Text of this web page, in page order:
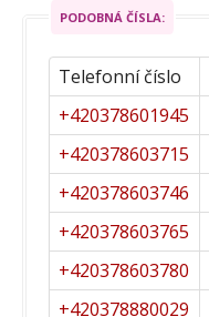
PODOBNÁ ČÍSLA:
Telefonní číslo
+420378601945
+420378603715
+420378603746
+420378603765
+420378603780
+420378880029